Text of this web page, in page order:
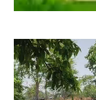
Video
Player